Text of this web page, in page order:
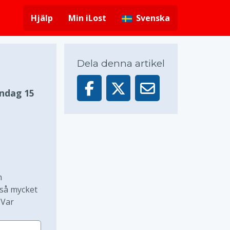
Hjälp Min iLost Svenska
15
mycket
Dela denna artikel